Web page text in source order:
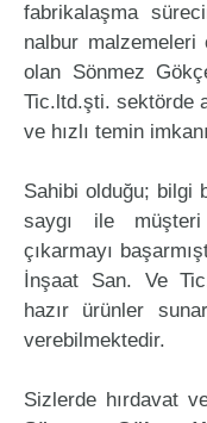
fabrikalaşma
nalbur
olan Sönmez
Tic.ltd.şti. sektörde
ve hızlı temin
Sahibi olduğu; bilgi
saygı ile
çıkarmayı
İnşaat San. Ve
hazır ürünler
verebilmektedir.
Sizlerde hırdavat